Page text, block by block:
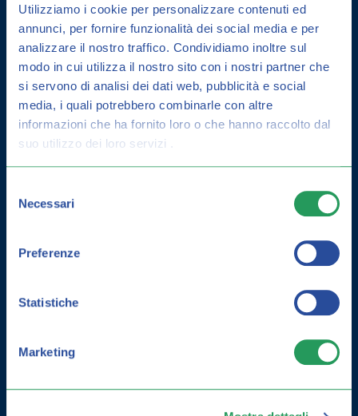
Utilizziamo i cookie per personalizzare contenuti ed
annunci, per fornire funzionalità dei social media e per
analizzare il nostro traffico. Condividiamo inoltre sul
modo in cui utilizza il nostro sito con i nostri partner che
si servono di analisi dei dati web, pubblicità e social
media, i quali potrebbero combinarle con altre
informazioni che ha fornito loro o che hanno raccolto dal
suo utilizzo dei loro servizi .
delNecessari
Preferenze
Statistiche
Marketing
DERMATITE SEBORROICA: COME
CURARLA E GUIDA ALLA